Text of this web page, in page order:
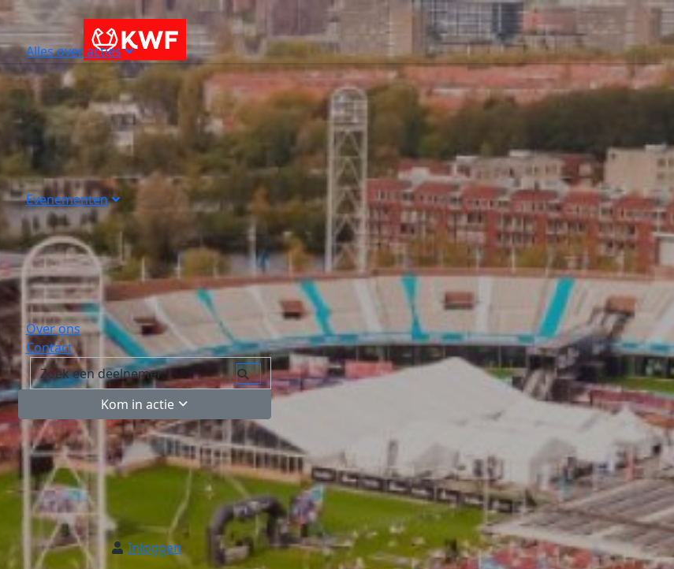
Alles over acties
Evenementen
Over ons
Contact
Kom in actie
Inloggen